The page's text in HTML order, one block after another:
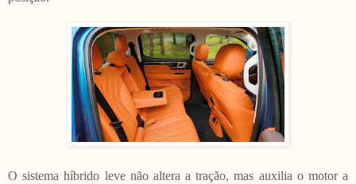
O sistema híbrido leve não altera a tração, mas auxilia o motor a